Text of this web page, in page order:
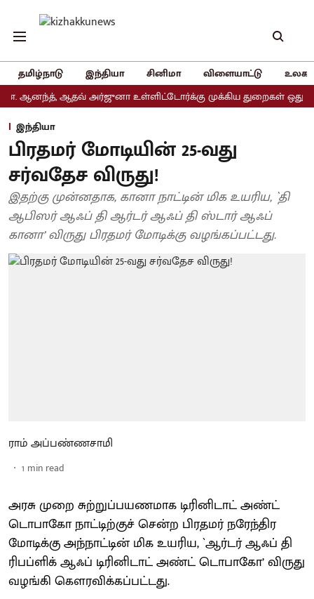
தமிழ்நாடு இந்தியா சினிமா விளையாட்டு
ஆதவ் அர்ஜுனா உள்ளிட்டோர்க்கு முக்கிய துறைகள் ஒதுக்கீடு
இந்தியா
பிரதமர் மோடியின் 25-வது
சர்வதேச விருது!
இதற்கு முன்னதாக, கானா நாட்டின் மிக உயரிய, `தி
ஆபிஸர் ஆஃப் தி ஆர்டர் ஆஃப் தி ஸ்டார் ஆஃப்
கானா’ விருது பிரதமர் மோடிக்கு வழங்கப்பட்டது.
ராம் அப்பண்ணசாமி
1 min read
அரசு முறை சுற்றுப்பயணமாக டிரினிடாட் அண்ட்
டொபாகோ நாட்டிற்குச் சென்ற பிரதமர் நரேந்திர
மோடிக்கு அந்நாட்டின் மிக உயரிய, `ஆர்டர் ஆஃப் தி
ரிபப்ளிக் ஆஃப் டிரினிடாட் அண்ட் டொபாகோ’ விருது
வழங்கி கௌரவிக்கப்பட்டது.